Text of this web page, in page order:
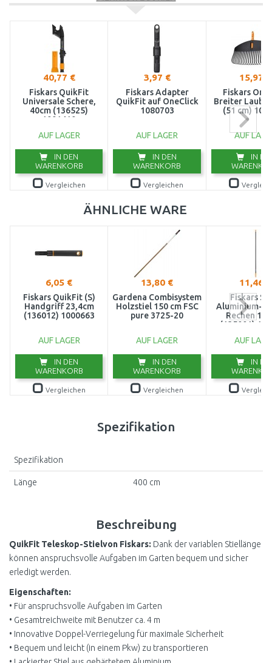
Handscheren für
Hecke und Büsche
Mechanische
Heckenscheren
Messer und
Fugenreiniger
Obstpflücker
Schaufeln, Rechen und
Hobelstifte
Stiele Stiele, Teleskopgriffe
Teleskopscheren für
Unkrautstecher
40,77 €
Fiskars QuikFit
Universale Schere,
40cm (136525)
1001410
AUF LAGER
IN DEN
WARENKORB
Vergleichen
3,97 €
Fiskars Adapter
QuikFit auf OneClick
1080703
AUF LAGER
IN DEN
WARENKORB
Vergleichen
15,97 €
Fiskars
Breiter
(51 cm)
AUF
IN
ÄHNLICHE WARE
6,05 €
Fiskars QuikFit (S)
Handgriff 23,4cm
(136012) 1000663
AUF LAGER
IN DEN
WARENKORB
Vergleichen
13,80 €
Gardena Combisystem
Holzstiel 150 cm FSC
pure 3725-20
AUF LAGER
IN DEN
WARENKORB
Vergleichen
11,46 €
Fiskars
Aluminium-
Rechen
(135001)
AUF
IN
Beschreibung
QuikFit Teleskop-Stielvon Fiskars: Dank der variablen Stiellänge
können anspruchsvolle Aufgaben im Garten bequem und sicher
erledigt werden.
Eigenschaften:
• Für anspruchsvolle Aufgaben im Garten
• Gesamtreichweite mit Benutzer ca. 4 m
• Innovative Doppel-Verriegelung für maximale Sicherheit
• Bequem und leicht (in einem Pkw) zu transportieren
Spezifikation
Spezifikation
Länge 400 cm